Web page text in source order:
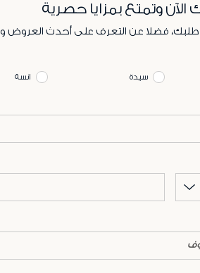
وتمتع بمزايا حصرية
طلبك، فضلا عن التعرف على أحدث العروض
سيدة انسة